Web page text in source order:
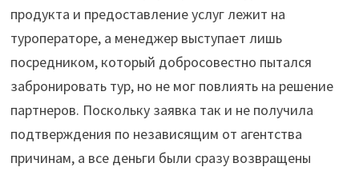
продукта и предоставление услуг лежит на
туроператоре, а менеджер выступает лишь
посредником, который добросовестно пытался
забронировать тур, но не мог повлиять на решение
партнеров. Поскольку заявка так и не получила
подтверждения по независящим от агентства
причинам, а все деньги были сразу возвращены